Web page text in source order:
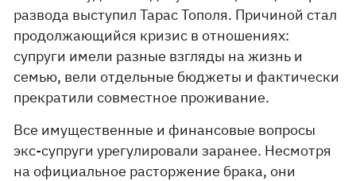
развода выступил Тарас Тополя. Причиной стал
продолжающийся кризис в отношениях:
супруги имели разные взгляды на жизнь и
семью, вели отдельные бюджеты и фактически
прекратили совместное проживание.
Все имущественные и финансовые вопросы
экс-супруги урегулировали заранее. Несмотря
на официальное расторжение брака, они